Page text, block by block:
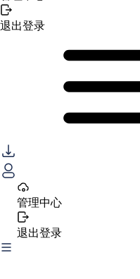
退出登录
管理中心
退出登录